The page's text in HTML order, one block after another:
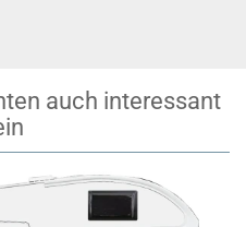
auch interessant